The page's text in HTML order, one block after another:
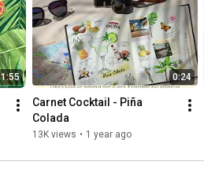
1:55 0:24
Carnet Cocktail - Piña
Colada
13K views • 1 year ago